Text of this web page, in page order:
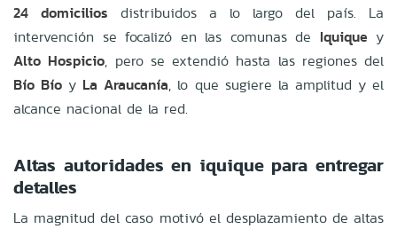
24 domicilios distribuidos a lo largo del país. La
intervención se focalizó en las comunas de Iquique y
Alto Hospicio, pero se extendió hasta las regiones del
Bío Bío y La Araucanía, lo que sugiere la amplitud y el
alcance nacional de la red.
Altas autoridades en iquique para entregar
detalles
La magnitud del caso motivó el desplazamiento de altas